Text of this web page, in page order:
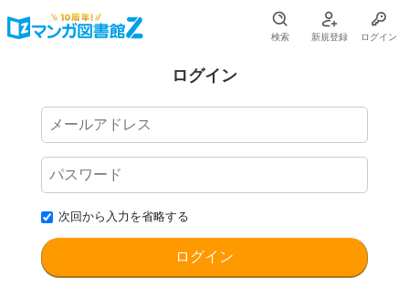
検索 新規登録 ログイン
ログイン
次回から入力を省略する